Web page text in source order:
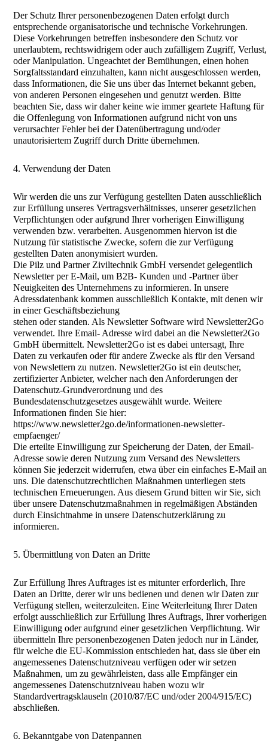
Der Schutz Ihrer personenbezogenen Daten erfolgt durch
entsprechende organisatorische und technische Vorkehrungen.
Diese Vorkehrungen betreffen insbesondere den Schutz vor
unerlaubtem, rechtswidrigem oder auch zufälligem Zugriff, Verlust,
oder Manipulation. Ungeachtet der Bemühungen, einen hohen
Sorgfaltsstandard einzuhalten, kann nicht ausgeschlossen werden,
dass Informationen, die Sie uns über das Internet bekannt geben,
von anderen Personen eingesehen und genutzt werden. Bitte
beachten Sie, dass wir daher keine wie immer geartete Haftung für
die Offenlegung von Informationen aufgrund nicht von uns
verursachter Fehler bei der Datenübertragung und/oder
unautorisiertem Zugriff durch Dritte übernehmen.
4. Verwendung der Daten
Wir werden die uns zur Verfügung gestellten Daten ausschließlich
zur Erfüllung unseres Vertragsverhältnisses, unserer gesetzlichen
Verpflichtungen oder aufgrund Ihrer vorherigen Einwilligung
verwenden bzw. verarbeiten. Ausgenommen hiervon ist die
Nutzung für statistische Zwecke, sofern die zur Verfügung
gestellten Daten anonymisiert wurden.
Die Pilz und Partner Ziviltechnik GmbH versendet gelegentlich
Newsletter per E-Mail, um B2B- Kunden und -Partner über
Neuigkeiten des Unternehmens zu informieren. In unsere
Adressdatenbank kommen ausschließlich Kontakte, mit denen wir
in einer Geschäftsbeziehung
stehen oder standen. Als Newsletter Software wird Newsletter2Go
verwendet. Ihre Email- Adresse wird dabei an die Newsletter2Go
GmbH übermittelt. Newsletter2Go ist es dabei untersagt, Ihre
Daten zu verkaufen oder für andere Zwecke als für den Versand
von Newslettern zu nutzen. Newsletter2Go ist ein deutscher,
zertifizierter Anbieter, welcher nach den Anforderungen der
Datenschutz-Grundverordnung und des
Bundesdatenschutzgesetzes ausgewählt wurde. Weitere
Informationen finden Sie hier:
https://www.newsletter2go.de/informationen-newsletter-
empfaenger/
Die erteilte Einwilligung zur Speicherung der Daten, der Email-
Adresse sowie deren Nutzung zum Versand des Newsletters
können Sie jederzeit widerrufen, etwa über ein einfaches E-Mail an
uns. Die datenschutzrechtlichen Maßnahmen unterliegen stets
technischen Erneuerungen. Aus diesem Grund bitten wir Sie, sich
über unsere Datenschutzmaßnahmen in regelmäßigen Abständen
durch Einsichtnahme in unsere Datenschutzerklärung zu
informieren.
5. Übermittlung von Daten an Dritte
Zur Erfüllung Ihres Auftrages ist es mitunter erforderlich, Ihre
Daten an Dritte, derer wir uns bedienen und denen wir Daten zur
Verfügung stellen, weiterzuleiten. Eine Weiterleitung Ihrer Daten
erfolgt ausschließlich zur Erfüllung Ihres Auftrags, Ihrer vorherigen
Einwilligung oder aufgrund einer gesetzlichen Verpflichtung. Wir
übermitteln Ihre personenbezogenen Daten jedoch nur in Länder,
für welche die EU-Kommission entschieden hat, dass sie über ein
angemessenes Datenschutzniveau verfügen oder wir setzen
Maßnahmen, um zu gewährleisten, dass alle Empfänger ein
angemessenes Datenschutzniveau haben wozu wir
Standardvertragsklauseln (2010/87/EC und/oder 2004/915/EC)
abschließen.
6. Bekanntgabe von Datenpannen